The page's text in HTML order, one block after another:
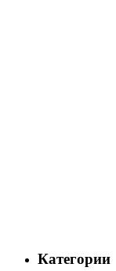
Категории